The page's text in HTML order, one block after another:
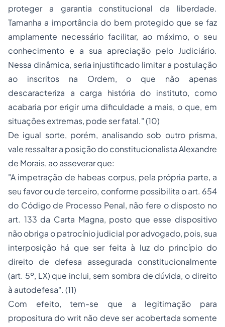
proteger a garantia constitucional da liberdade.
Tamanha a importância do bem protegido que se faz
amplamente necessário facilitar, ao máximo, o seu
conhecimento e a sua apreciação pelo Judiciário.
Nessa dinâmica, seria injustificado limitar a postulação
ao inscritos na Ordem, o que não apenas
descaracteriza a carga história do instituto, como
acabaria por erigir uma dificuldade a mais, o que, em
situações extremas, pode ser fatal." (10)
De igual sorte, porém, analisando sob outro prisma,
vale ressaltar a posição do constitucionalista Alexandre
de Morais, ao asseverar que:
"A impetração de habeas corpus, pela própria parte, a
seu favor ou de terceiro, conforme possibilita o art. 654
do Código de Processo Penal, não fere o disposto no
art. 133 da Carta Magna, posto que esse dispositivo
não obriga o patrocínio judicial por advogado, pois, sua
interposição há que ser feita à luz do princípio do
direito de defesa assegurada constitucionalmente
(art. 5º, LX) que inclui, sem sombra de dúvida, o direito
à autodefesa". (11)
Com efeito, tem-se que a legitimação para
propositura do writnão deve ser acobertada somente